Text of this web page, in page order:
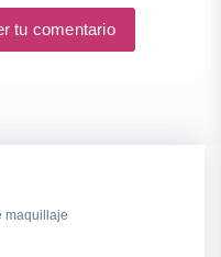
tu comentario
maquillaje